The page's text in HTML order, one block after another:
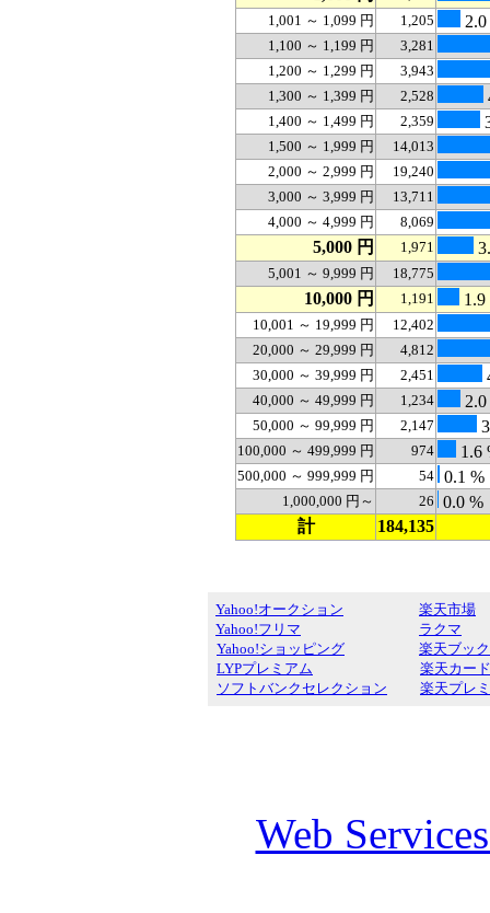
1,001 ～ 1,099 円
1,205
1,100 ～ 1,199 円
3,281
1,200 ～ 1,299 円
3,943
1,300 ～ 1,399 円
2,528
1,400 ～ 1,499 円 2,359
1,500 ～ 1,999 円
14,013
2,000 ～ 2,999 円
19,240
3,000 ～ 3,999 円
13,711
4,000 ～ 4,999 円
8,069
5,000 円 1,971
5,001 ～ 9,999 円 18,775
10,000 円 1,191 1.9
10,001 ～ 19,999 円
12,402
20,000 ～ 29,999 円
4,812
30,000 ～ 39,999 円
2,451
40,000 ～ 49,999 円 1,234
50,000 ～ 99,999 円 2,147
100,000 ～ 499,999 円 974 1.6
500,000 ～ 999,999 円 54 0.1 %
1,000,000 円～ 26 0.0 %
計
184,135
Yahoo!オークション
Yahoo!フリマ
Yahoo!ショッピング
LYPプレミアム
ソフトバンクセレクション
楽天市場
ラクマ
楽天ブッ
楽天カード
楽天プレ
Web